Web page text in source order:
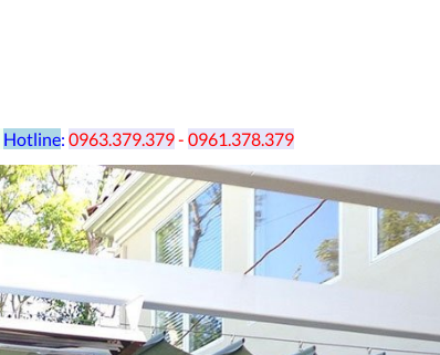
Hotline:0963.379.379-0961.378.379